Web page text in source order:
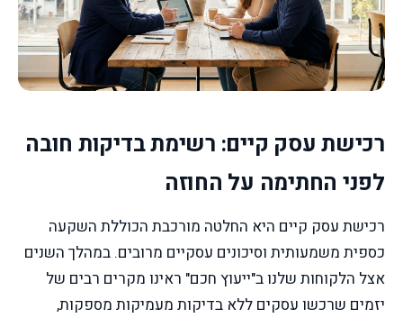
רכישת עסק קיים: רשימת בדיקות חובה
לפני החתימה על החוזה
רכישת עסק קיים היא החלטה מורכבת הכוללת השקעה
כספית משמעותית וסיכונים עסקיים מרובים. במהלך השנים
אצל הלקוחות שלנו ב"ייעוץ חכם" ראינו מקרים רבים של
יזמים שרכשו עסקים ללא בדיקות מעמיקות מספקות,